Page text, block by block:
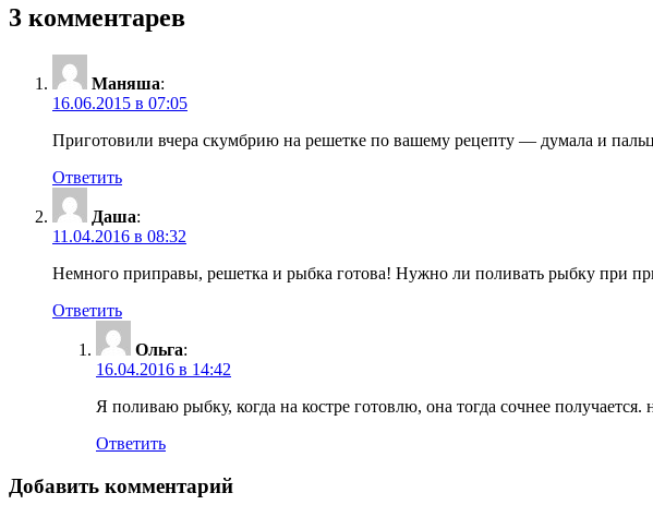
3 комментарев
Маняша:
16.06.2015 в 07:05
Приготовили вчера скумбрию на решетке по вашему рецепту — думала и
Ответить
Даша:
11.04.2016 в 08:32
Немного приправы, решетка и рыбка готова! Нужно ли поливать рыбку при
Ответить
Ольга:
16.04.2016 в 14:42
Я поливаю рыбку, когда на костре готовлю, она тогда сочнее
Ответить
Добавить комментарий